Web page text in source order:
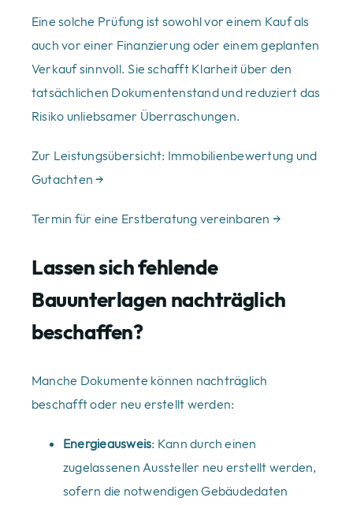
Eine solche Prüfung ist sowohl vor einem Kauf als
auch vor einer Finanzierung oder einem geplanten
Verkauf sinnvoll. Sie schafft Klarheit über den
tatsächlichen Dokumentenstand und reduziert das
Risiko unliebsamer Überraschungen.
Zur Leistungsübersicht: Immobilienbewertung und
Gutachten →
Termin für eine Erstberatung vereinbaren →
Lassen sich fehlende
Bauunterlagen nachträglich
beschaffen?
Manche Dokumente können nachträglich
beschafft oder neu erstellt werden:
Energieausweis: Kann durch einen
zugelassenen Aussteller neu erstellt werden,
sofern die notwendigen Gebäudedaten